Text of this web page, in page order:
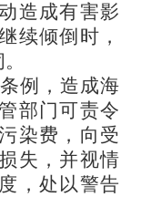
造成有害影
续倾倒时，
例，造成海
部门可责令
染费，向受
失，并视情
，处以警告